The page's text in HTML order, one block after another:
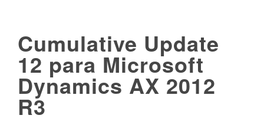
Cumulative Update
12 para Microsoft
Dynamics AX 2012
R3